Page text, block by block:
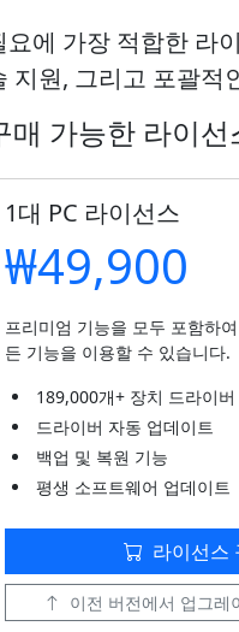
요에 가장 적합한 라
지원, 그리고 포괄적
매 가능한 라이선
1대 PC 라이선스
₩49,900
프리미엄 기능을 모두 포함하
든 기능을 이용할 수 있습니다.
189,000개+ 장치 드라이
드라이버 자동 업데이트
백업 및 복원 기능
평생 소프트웨어 업데이트
라이선스
이전 버전에서 업그